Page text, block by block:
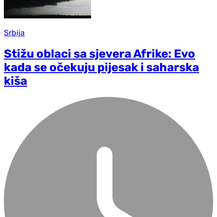
Srbija
Stižu oblaci sa sjevera Afrike: Evo
kada se očekuju pijesak i saharska
kiša